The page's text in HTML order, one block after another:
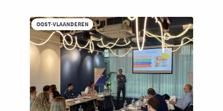
verlaag
je
uitstoot
OOST-VLAANDEREN